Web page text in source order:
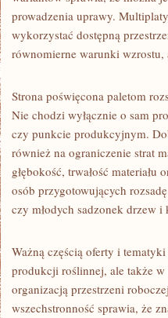
prowadzenia uprawy.
wykorzystać dostępną
równomierne warunki wzrostu,
Strona poświęcona paletom
Nie chodzi wyłącznie o sam
czy punkcie produkcyjnym.
również na ograniczenie strat
głębokość, trwałość
osób przygotowujących
czy młodych sadzonek drzew i
Ważną częścią oferty i
produkcji roślinnej, ale także w
organizacją przestrzeni
wszechstronność sprawia, że